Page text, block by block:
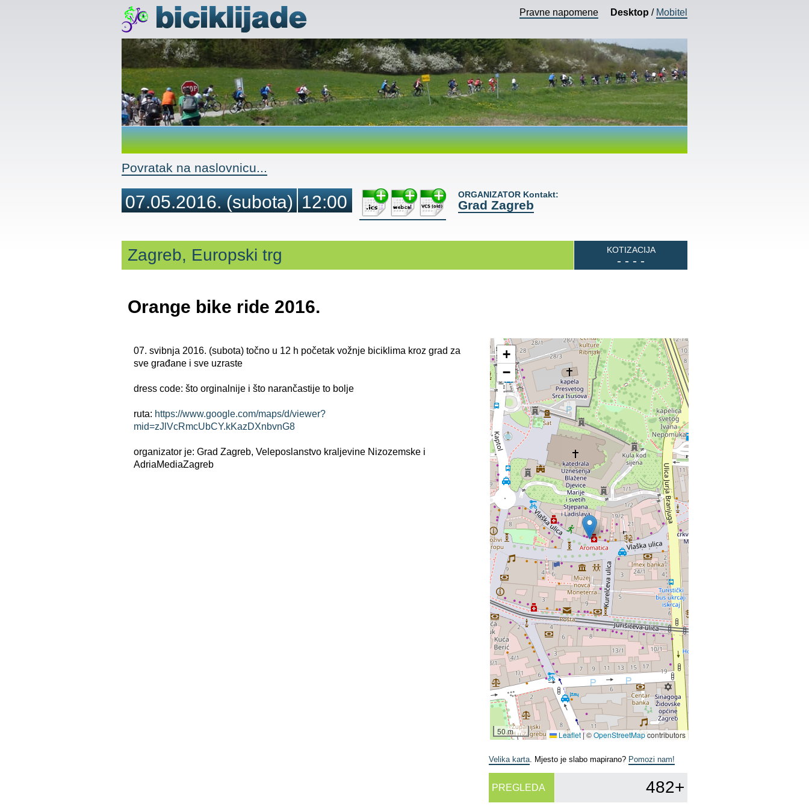
Pravne napomene Desktop / Mobitel
Povratak na naslovnicu...
07.05.2016.(subota) 12:00 ORGANIZATOR Kontakt:
Grad Zagreb
Zagreb, Europski trg KOTIZACIJA
- - - -
Orange bike ride 2016.
07. svibnja 2016. (subota) točno u 12 h početak vožnje biciklima kroz grad za
sve građane i sve uzraste
dress code: što orginalnije i što narančastije to bolje
ruta: https://www.google.com/maps/d/viewer?
mid=zJlVcRmcUbCY.kKazDXnbvnG8
organizator je: Grad Zagreb, Veleposlanstvo kraljevine Nizozemske i
AdriaMediaZagreb
+
−
50 m Leaflet|©OpenStreetMapcontributors
Velika karta. Mjesto je slabo mapirano? Pomozi nam!
PREGLEDA 482+